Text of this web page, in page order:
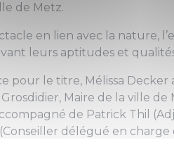
de Metz.
en lien avec la nature,
leurs aptitudes et
pour le titre, Mélissa
Maire de la ville
de Patrick Thil
délégué en charge